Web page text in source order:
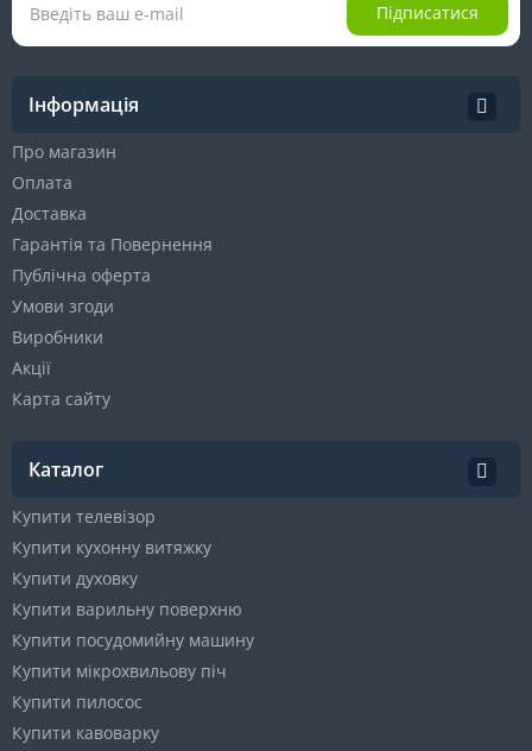
Підписатися
Інформація
Про магазин
Оплата
Доставка
Гарантія та Повернення
Публічна оферта
Умови згоди
Виробники
Акції
Карта сайту
Каталог
Купити телевізор
Купити кухонну витяжку
Купити духовку
Купити варильну поверхню
Купити посудомийну машину
Купити мікрохвильову піч
Купити пилосос
Купити кавоварку